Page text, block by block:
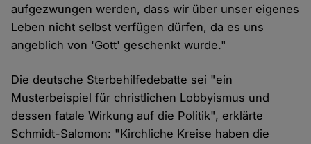
aufgezwungen werden, dass wir über unser eigenes
Leben nicht selbst verfügen dürfen, da es uns
angeblich von 'Gott' geschenkt wurde."
Die deutsche Sterbehilfedebatte sei "ein
Musterbeispiel für christlichen Lobbyismus und
dessen fatale Wirkung auf die Politik", erklärte
Schmidt-Salomon: "Kirchliche Kreise haben die